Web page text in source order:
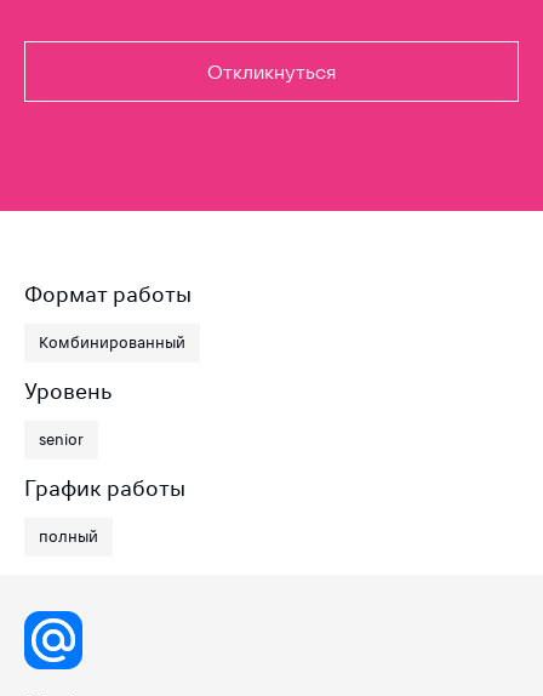
Откликнуться
Формат работы
Комбинированный
Уровень
senior
График работы
полный